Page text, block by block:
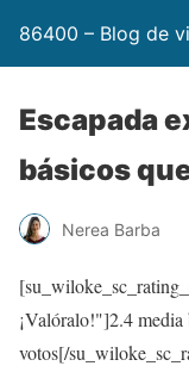
86400 – Blog de
Escapada
básicos
Nerea Barba
¡Valóralo!"]2.4media
votos[/